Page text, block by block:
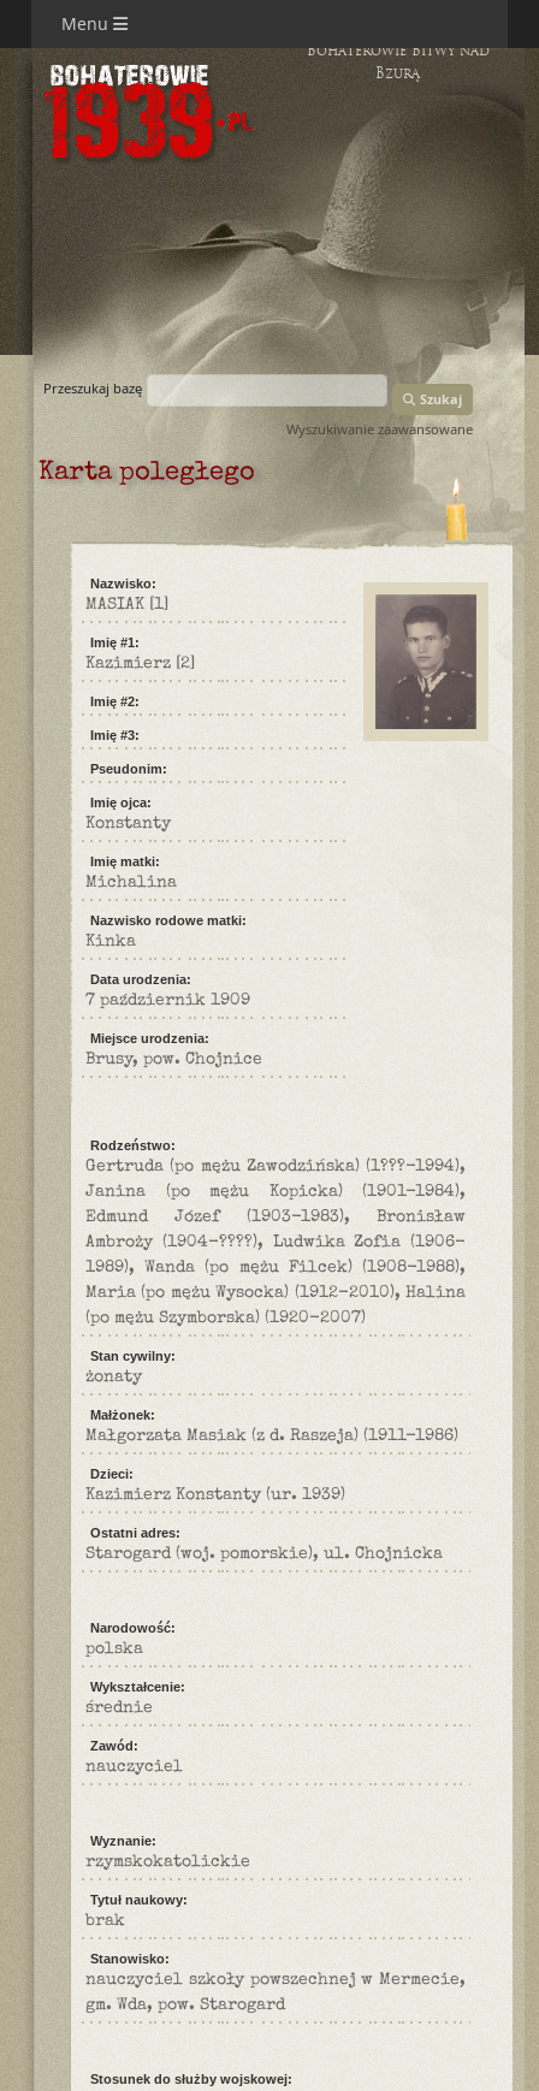
Menu
Bohaterowie Bitwy nad
Bzurą
Przeszukaj bazę
Szukaj
Wyszukiwanie zaawansowane
Karta poległego
Nazwisko:
MASIAK [1]
Imię #1:
Kazimierz [2]
Imię #2:
Imię #3:
Pseudonim:
Imię ojca:
Konstanty
Imię matki:
Michalina
Nazwisko rodowe matki:
Kinka
Data urodzenia:
7 październik 1909
Miejsce urodzenia:
Brusy, pow. Chojnice
Rodzeństwo:
Gertruda (po mężu Zawodzińska) (1???-1994),
Janina (po mężu Kopicka) (1901-1984),
Edmund Józef (1903-1983), Bronisław
Ambroży (1904-????), Ludwika Zofia (1906-
1989), Wanda (po mężu Filcek) (1908-1988),
Maria (po mężu Wysocka) (1912-2010), Halina
(po mężu Szymborska) (1920-2007)
Stan cywilny:
żonaty
Małżonek:
Małgorzata Masiak (z d. Raszeja) (1911-1986)
Dzieci:
Kazimierz Konstanty (ur. 1939)
Ostatni adres:
Starogard (woj. pomorskie), ul. Chojnicka
Narodowość:
polska
Wykształcenie:
średnie
Zawód:
nauczyciel
Wyznanie:
rzymskokatolickie
Tytuł naukowy:
brak
Stanowisko:
nauczyciel szkoły powszechnej w Mermecie,
gm. Wda, pow. Starogard
Stosunek do służby wojskowej: